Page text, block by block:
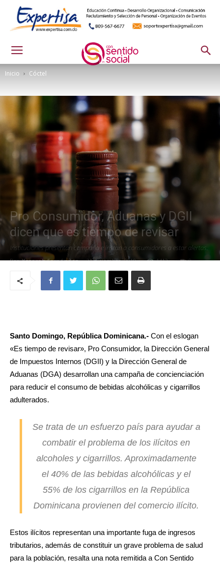
Inicio Cóctel
Pro Consumidor, Aduanas y DGII
dicen que es tiempo de revisar
Instituciones presentan campaña e instan a consumidores a estar alertas.
Por Yosarah Fernández - 21 diciembre, 2019 1412 0
Santo Domingo, República Dominicana.- Con el eslogan
«Es tiempo de revisar», Pro Consumidor, la Dirección General
de Impuestos Internos (DGII) y la Dirección General de
Aduanas (DGA) desarrollan una campaña de concienciación
para reducir el consumo de bebidas alcohólicas y cigarrillos
adulterados.
Se trata de un esfuerzo país para ayudar a
combatir el problema de los ilícitos en
alcoholes y cigarrillos. Aproximadamente
el 40% de las bebidas alcohólicas y el
55% de los cigarrillos en la República
Dominicana provienen del comercio ilícito.
Estos ilícitos representan una importante fuga de ingresos
tributarios, además de constituir un grave problema de salud
para la población, resalta una nota remitida a Con Sentido